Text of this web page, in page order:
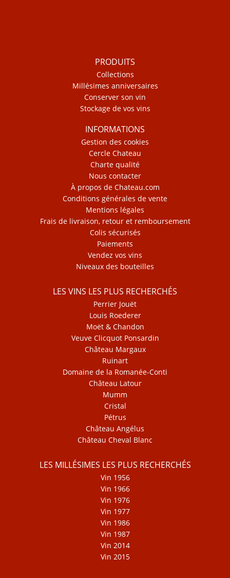
PRODUITS
Collections
Millésimes anniversaires
Conserver son vin
Stockage de vos vins
INFORMATIONS
Gestion des cookies
Cercle Chateau
Charte qualité
Nous contacter
À propos de Chateau.com
Conditions générales de vente
Mentions légales
Frais de livraison, retour et remboursement
Colis sécurisés
Paiements
Vendez vos vins
Niveaux des bouteilles
LES VINS LES PLUS RECHERCHÉS
Perrier Jouët
Louis Roederer
Moët & Chandon
Veuve Clicquot Ponsardin
Château Margaux
Ruinart
Domaine de la Romanée-Conti
Château Latour
Mumm
Cristal
Pétrus
Château Angélus
Château Cheval Blanc
LES MILLÉSIMES LES PLUS RECHERCHÉS
Vin 1956
Vin 1966
Vin 1976
Vin 1977
Vin 1986
Vin 1987
Vin 2014
Vin 2015